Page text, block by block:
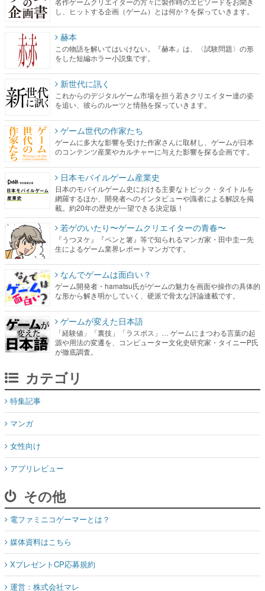
し、ヒットする企画（ゲーム）とは何か？を探っていきます。
赫本
この物語を解いてはいけない。『赫本』は、〈試験問題〉の形
をした短編ホラー小説集です。
新世代に訊く
これからのデジタルゲーム市場を担う若きクリエイター達の姿
を追い、彼らのルーツと情熱を探っていきます。
ゲーム世代の作家たち
ゲームに多大な影響を受けた作家さんに取材し、ゲームが日本
のコンテンツ産業やカルチャーに与えた影響を探る企画です。
日本モバイルゲーム産業史
日本のモバイルゲーム史における主要なトピック・タイトルを
網羅するほか、開発者へのインタビューや識者による解説を掲
載。約20年の歴史が一望できる決定版！
若ゲのいたり〜ゲームクリエイターの青春〜
『うつヌケ』『ペンと箸』等で知られるマンガ家・田中圭一先
生によるゲーム業界レポートマンガです。
なんでゲームは面白い？
ゲーム開発者・hamatsu氏がゲームの魅力を画面や操作の具体的
な形から解き明かしていく、硬派で骨太な評論連載です。
ゲームが変えた日本語
「経験値」「裏技」「ラスボス」… ゲームにまつわる言葉の起
源や用法の変遷を、コンピューター文化史研究家・タイニーP氏
が徹底調査。
カテゴリ
特集記事
マンガ
女性向け
アプリレビュー
その他
電ファミニコゲーマーとは？
媒体資料はこちら
XプレゼントCP応募規約
運営：株式会社マレ